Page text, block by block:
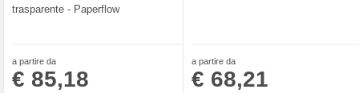
trasparente - Paperflow
a partire da
€ 85,18
a partire da
€ 68,21